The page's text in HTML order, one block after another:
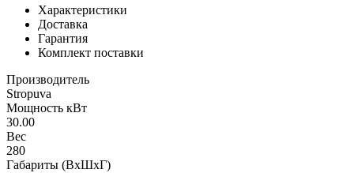
Характеристики
Доставка
Гарантия
Комплект поставки
Производитель
Stropuva
Мощность кВт
30.00
Вес
280
Габариты (ВхШхГ)